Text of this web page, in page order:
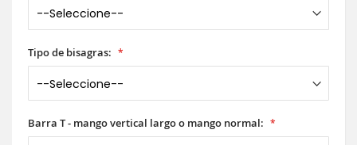
Tipo de bisagras:
Barra T - mango vertical largo o mango normal: